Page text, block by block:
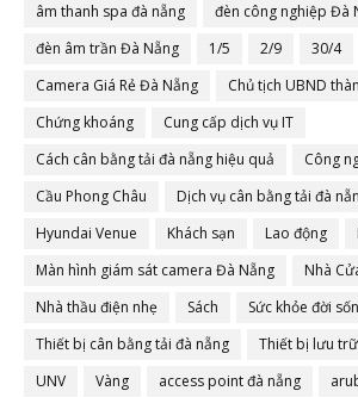
âm thanh spa đà nẵng
đèn công nghiệp Đà
đèn âm trần Đà Nẵng
1/5 2/9 30/4
Camera Giá Rẻ Đà Nẵng
Chủ tịch UBND
Chứng khoáng
Cung cấp dịch vụ IT
Cách cân bằng tải đà nẵng hiệu quả
Công
Cầu Phong Châu
Dịch vụ cân bằng tải đà
Hyundai Venue
Khách sạn Lao động
Màn hình giám sát camera Đà Nẵng
Nhà
Nhà thầu điện nhẹ
Sách
Sức khỏe đời
Thiết bị cân bằng tải đà nẵng
Thiết bị lưu
UNV
Vàng access point đà nẵng